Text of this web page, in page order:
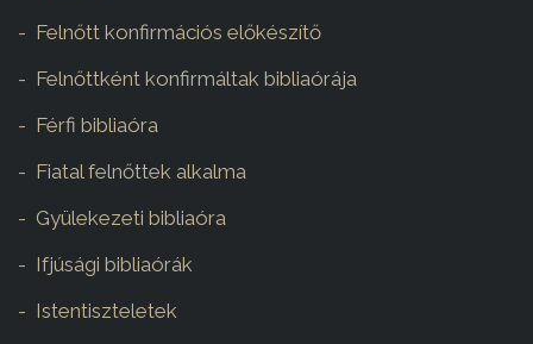
Felnőtt konfirmációs előkészítő
Felnőttként konfirmáltak bibliaórája
Férfi bibliaóra
Fiatal felnőttek alkalma
Gyülekezeti bibliaóra
Ifjúsági bibliaórák
Istentiszteletek